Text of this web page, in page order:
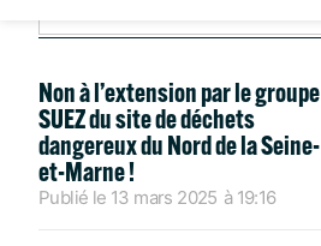
Non à l’extension par le groupe
SUEZ du site de déchets
dangereux du Nord de la Seine-
et-Marne !
Publié le 13 mars 2025 à 19:16